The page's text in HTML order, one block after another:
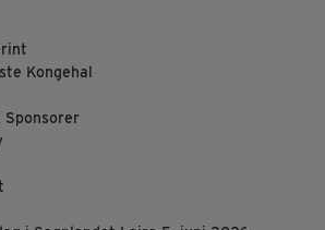
Kongehal
Sponsorer